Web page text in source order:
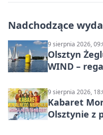
Nadchodzące
9 sierpnia 2026,
Olsztyn
WIND –
9 sierpnia 2026,
Kabaret
Olsztynie z